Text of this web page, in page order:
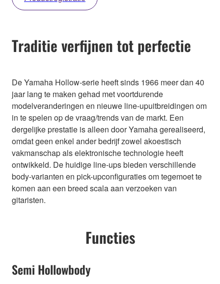
Traditie verfijnen tot perfectie
De Yamaha Hollow-serie heeft sinds 1966 meer dan 40
jaar lang te maken gehad met voortdurende
modelveranderingen en nieuwe line-upuitbreidingen om
in te spelen op de vraag/trends van de markt. Een
dergelijke prestatie is alleen door Yamaha gerealiseerd,
omdat geen enkel ander bedrijf zowel akoestisch
vakmanschap als elektronische technologie heeft
ontwikkeld. De huidige line-ups bieden verschillende
body-varianten en pick-upconfiguraties om tegemoet te
komen aan een breed scala aan verzoeken van
gitaristen.
Functies
Semi Hollowbody